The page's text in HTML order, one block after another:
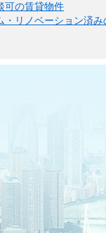
可の賃貸物件
・リノベーション済